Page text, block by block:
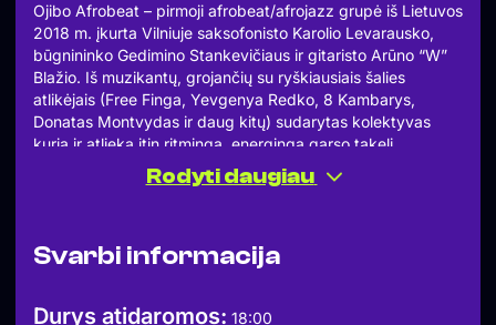
Ojibo Afrobeat – pirmoji afrobeat/afrojazz grupė iš Lietuvos
2018 m. įkurta Vilniuje saksofonisto Karolio Levarausko,
būgnininko Gedimino Stankevičiaus ir gitaristo Arūno “W”
Blažio. Iš muzikantų, grojančių su ryškiausiais šalies
atlikėjais (Free Finga, Yevgenya Redko, 8 Kambarys,
Donatas Montvydas ir daug kitų) sudarytas kolektyvas
kuria ir atlieka itin ritmingą, energingą garso takelį
nukeliantį į afrobeat ištakas Nigerijoje, kur šis žanras ir
užgimė. Grupė išleido vinilą Graikijos leidybos kompanijoje
teigiamo įvertinimo sulaukė net iš viename koncerte
Rodyti daugiau
Svarbi informacija
Durys atidaromos: 18:00